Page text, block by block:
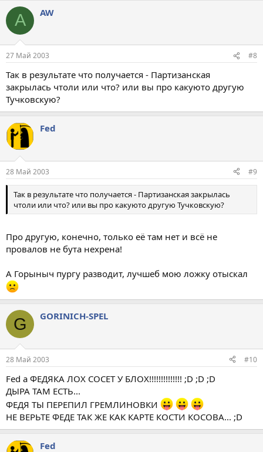
A AW
27 Май 2003 #8
Так в результате что получается - Партизанская
закрылась чтоли или что? или вы про какуюто другую
Тучковскую?
Fed
28 Май 2003 #9
Так в результате что получается - Партизанская закрылась
чтоли или что? или вы про какуюто другую Тучковскую?
Про другую, конечно, только её там нет и всё не
провалов не бута нехрена!
А Горыныч пургу разводит, лучшеб мою ложку отыскал
G GORINICH-SPEL
28 Май 2003 #10
Fed а ФЕДЯКА ЛОХ СОСЕТ У БЛОХ!!!!!!!!!!!!!! ;D ;D ;D
ДЫРА ТАМ ЕСТЬ...
ФЕДЯ ТЫ ПЕРЕПИЛ ГРЕМЛИНОВКИ
НЕ ВЕРЬТЕ ФЕДЕ ТАК ЖЕ КАК КАРТЕ КОСТИ КОСОВА... ;D
Fed